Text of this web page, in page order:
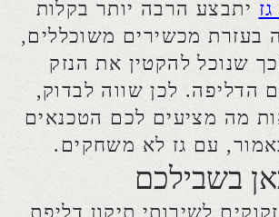
עלול להיות דליפה של גז זה צעד חמור
ביותר ועדיף להזמין טכנאי מדופלם כבר
בחברת גד אברהם כל הטכנאים שיתנו לכם
שירות אוהבים את התחום הזה ומבצעים
את עבודתם בצורה מקצועית וטובה.
לכן כאן אתם יכולים להיות בטוחים שיש
לכם על מי לסמוך ותמיד תקבלו מהנה
מהיר ויעיל. מחירי השירותים בגד אברהם
נוחים כך שזו עוד סיבה טובה להתקשר עוד
היום ולהזמין טכנאי מוביל.